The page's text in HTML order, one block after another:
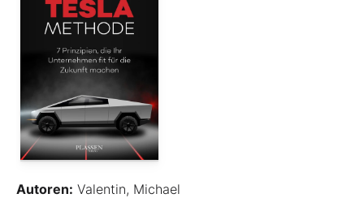
Autoren: Valentin, Michael